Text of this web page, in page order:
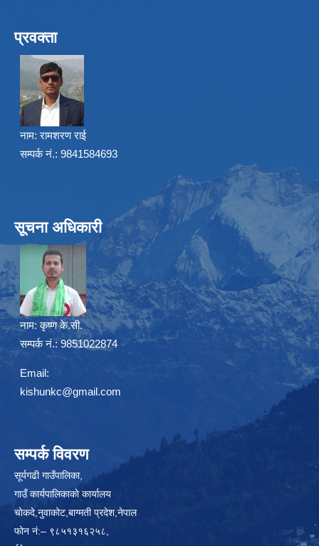
प्रवक्ता
नाम: रामशरण राई
सम्पर्क नं.: 9841584693
सूचना अधिकारी
नाम: कृष्ण के.सी.
सम्पर्क नं.: 9851022874
Email:
kishunkc@gmail.com
सम्पर्क विवरण
सूर्यगढी गाउँपालिका,
गाउँ कार्यपालिकाकाे कार्यालय
चाेकदे,नुवाकोट,बाग्मती प्रदेश,नेपाल
फोन नं:– ९८५१३१६२५८,